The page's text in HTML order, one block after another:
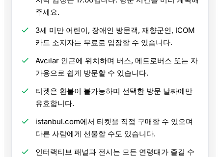
주세요.
3세 미만 어린이, 장애인 방문객, 재향군인, ICOM
카드 소지자는 무료로 입장할 수 있습니다.
Avcılar 인근에 위치하며 버스, 메트로버스 또는 자
가용으로 쉽게 방문할 수 있습니다.
티켓은 환불이 불가능하며 선택한 방문 날짜에만
유효합니다.
istanbul.com에서 티켓을 직접 구매할 수 있으며
다른 사람에게 선물할 수도 있습니다.
인터랙티브 패널과 전시는 모든 연령대가 즐길 수